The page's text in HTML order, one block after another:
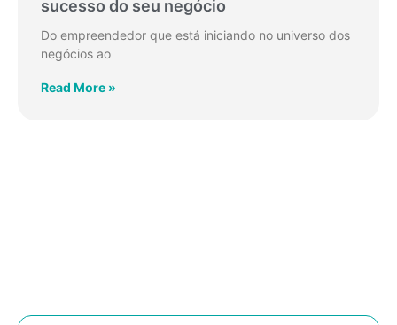
sucesso do seu negócio
Do empreendedor que está iniciando no universo dos
negócios ao
Read More »